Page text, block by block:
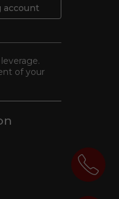
account
of your